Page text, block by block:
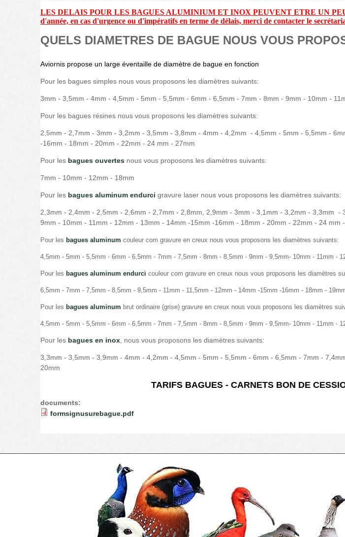
LES DELAIS POUR LES BAGUES ALUMINIUM ET INOX PEUVENT ETRE UN
d'année, en cas d'urgence ou d'impératifs en terme de délais, merci de contacter le
QUELS DIAMETRES DE BAGUE NOUS VOUS
Aviornis propose un large éventaille de diamètre de bague en fonction
Pour les bagues simples nous vous proposons les diamètres suivants:
3mm - 3,5mm - 4mm - 4,5mm - 5mm - 5,5mm - 6mm - 6,5mm - 7mm - 8mm - 9mm - 10mm -
Pour les bagues résines nous vous proposons les diamètres suivants:
2,5mm - 2,7mm - 3mm - 3,2mm - 3,5mm - 3,8mm - 4mm - 4,2mm - 4,5mm - 5mm - 5,5mm -
-16mm - 18mm - 20mm - 22mm - 24 mm - 27mm
Pour les bagues ouvertes nous vous proposons les diamètres suivants:
7mm - 10mm - 12mm - 18mm
Pour les bagues aluminum endurci gravure laser nous vous proposons les diamètres suivants:
2,3mm - 2,4mm - 2,5mm - 2,6mm - 2,7mm - 2,8mm, 2,9mm - 3mm - 3,1mm - 3,2mm - 3,3mm
9mm - 10mm - 11mm - 12mm - 13mm - 14mm -15mm -16mm - 18mm - 20mm - 22mm - 24 mm
Pour les bagues aluminum couleur com gravure en creux nous vous proposons les diamètres suivants:
4,5mm - 5mm - 5,5mm - 6mm - 6,5mm - 7mm - 7,5mm - 8mm - 8,5mm - 9mm - 9,5mm- 10mm - 11mm -
Pour les bagues aluminum endurci couleur com gravure en creux nous vous proposons les diamètres
6,5mm - 7mm - 7,5mm - 8,5mm - 9,5mm - 11mm - 11,5mm - 12mm - 14mm -15mm -16mm - 18mm -
Pour les bagues aluminum brut ordinaire (grise) gravure en creux nous vous proposons les diamètres
4,5mm - 5mm - 5,5mm - 6mm - 6,5mm - 7mm - 7,5mm - 8mm - 8,5mm - 9mm - 9,5mm- 10mm - 11mm -
Pour les bagues en inox , nous vous proposons les diamètres suivants:
3,3mm - 3,5mm - 3,9mm - 4mm - 4,2mm - 4,5mm - 5mm - 5,5mm - 6mm - 6,5mm - 7mm -
20mm
TARIFS BAGUES - CARNETS BON DE
documents:
formsignusurebague.pdf